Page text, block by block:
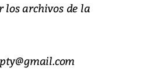
los archivos de la